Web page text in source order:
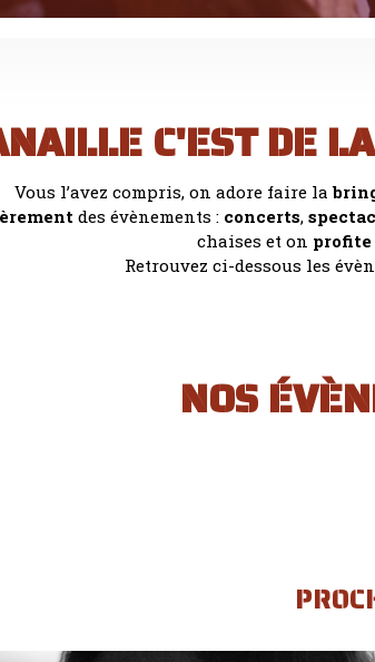
C'EST DE
Vous l’avez compris, on adore faire la
des évènements : concerts,
chaises et on profite
Retrouvez ci-dessous les
NOS